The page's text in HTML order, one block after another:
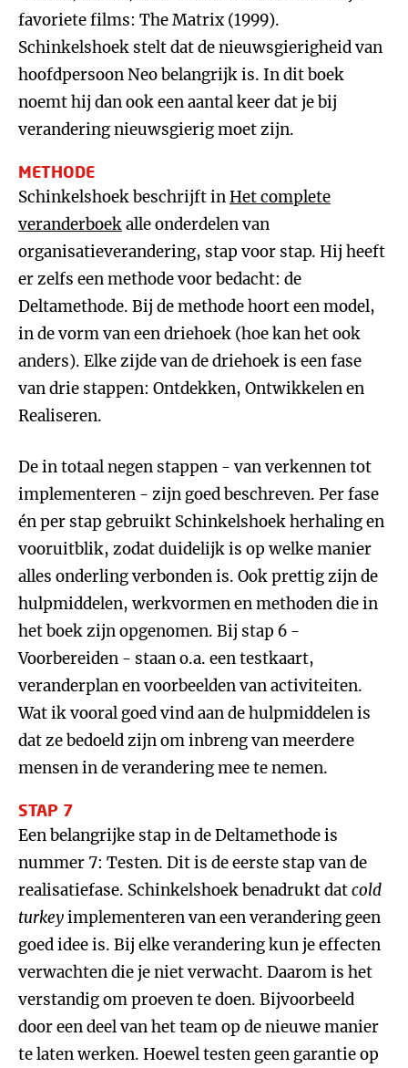
favoriete films: The Matrix (1999).
Schinkelshoek stelt dat de nieuwsgierigheid van
hoofdpersoon Neo belangrijk is. In dit boek
noemt hij dan ook een aantal keer dat je bij
verandering nieuwsgierig moet zijn.
METHODE
Schinkelshoek beschrijft inHet complete
veranderboekalle onderdelen van
organisatieverandering, stap voor stap. Hij heeft
er zelfs een methode voor bedacht: de
Deltamethode. Bij de methode hoort een model,
in de vorm van een driehoek (hoe kan het ook
anders). Elke zijde van de driehoek is een fase
van drie stappen: Ontdekken, Ontwikkelen en
Realiseren.
De in totaal negen stappen - van verkennen tot
implementeren - zijn goed beschreven. Per fase
én per stap gebruikt Schinkelshoek herhaling en
vooruitblik, zodat duidelijk is op welke manier
alles onderling verbonden is. Ook prettig zijn de
hulpmiddelen, werkvormen en methoden die in
het boek zijn opgenomen. Bij stap 6 -
Voorbereiden - staan o.a. een testkaart,
veranderplan en voorbeelden van activiteiten.
Wat ik vooral goed vind aan de hulpmiddelen is
dat ze bedoeld zijn om inbreng van meerdere
mensen in de verandering mee te nemen.
STAP 7
Een belangrijke stap in de Deltamethode is
nummer 7: Testen. Dit is de eerste stap van de
realisatiefase. Schinkelshoek benadrukt datcold
turkeyimplementeren van een verandering geen
goed idee is. Bij elke verandering kun je effecten
verwachten die je niet verwacht. Daarom is het
verstandig om proeven te doen. Bijvoorbeeld
door een deel van het team op de nieuwe manier
te laten werken. Hoewel testen geen garantie op